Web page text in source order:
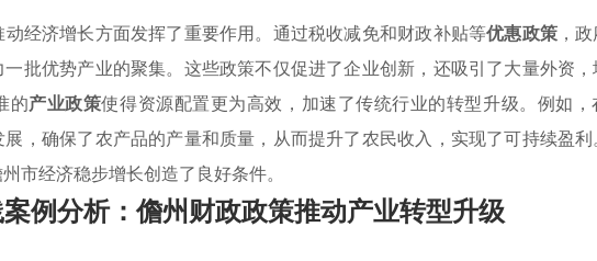
动经济增长方面发挥了重要作用。通过税收减免和财政补贴等优惠政策 ，
批优势产业的聚集。这些政策不仅促进了企业创新，还吸引了大量外资
的产业政策使得资源配置更为高效，加速了传统行业的转型升级。例如，
，确保了农产品的产量和质量，从而提升了农民收入，实现了可持续盈
市经济稳步增长创造了良好条件。
例分析：儋州财政政策推动产业转型升级